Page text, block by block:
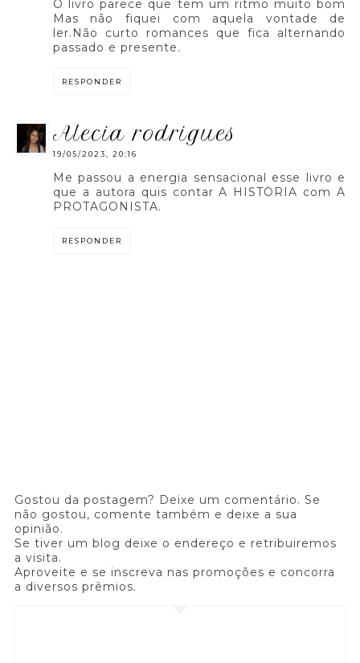
O livro parece que tem um ritmo muito bom
Mas não fiquei com aquela vontade de
ler.Não curto romances que fica alternando
passado e presente.
RESPONDER
alecia rodrigues
19/05/2023, 20:16
Me passou a energia sensacional esse livro e
que a autora quis contar A HISTORIA com A
PROTAGONISTA.
RESPONDER
Gostou da postagem? Deixe um comentário. Se
não gostou, comente também e deixe a sua
opinião.
Se tiver um blog deixe o endereço e retribuiremos
a visita.
Aproveite e se inscreva nas promoções e concorra
a diversos prêmios.